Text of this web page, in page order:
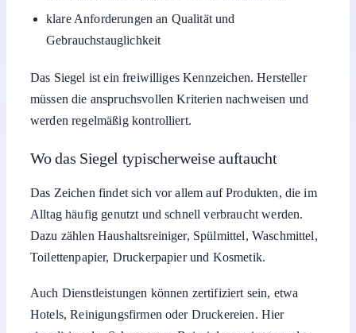
klare Anforderungen an Qualität und
Gebrauchstauglichkeit
Das Siegel ist ein freiwilliges Kennzeichen. Hersteller
müssen die anspruchsvollen Kriterien nachweisen und
werden regelmäßig kontrolliert.
Wo das Siegel typischerweise auftaucht
Das Zeichen findet sich vor allem auf Produkten, die im
Alltag häufig genutzt und schnell verbraucht werden.
Dazu zählen Haushaltsreiniger, Spülmittel, Waschmittel,
Toilettenpapier, Druckerpapier und Kosmetik.
Auch Dienstleistungen können zertifiziert sein, etwa
Hotels, Reinigungsfirmen oder Druckereien. Hier